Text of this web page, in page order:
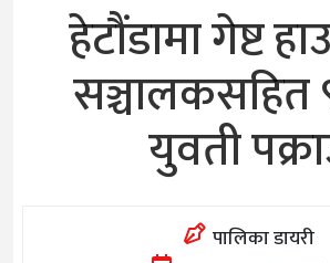
हेटौंडामा गेष्ट
सञ्चालकसहित
युवती
पालिका डायरी